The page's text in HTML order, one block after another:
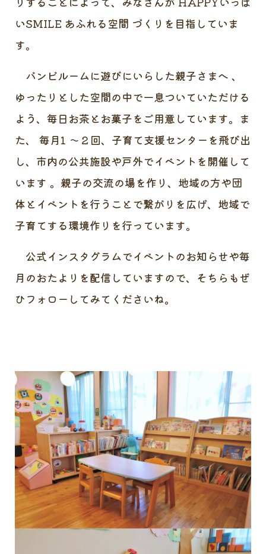
いSMILE あふれる空間 づくりを目指していま
す。
バンビルームに遊びにいらした親子さまへ 、
ゆったりとした空間の中で一息ついていただける
よう、毎日お茶とお菓子をご用意しています。ま
た、 毎月1 ～２回、子育て支援センターを飛び出
し、市内の公共施設や戸外でイベントを開催して
います 。親子の交流の場を作り、地域の方や団
体とイベントを行うことで繋がりを広げ、地域で
子育てする環境作りを行っています。
公式インスタグラムでイベントのお知らせや毎
月のおたよりを配信していますので、そちらもぜ
ひフォローしてみてくださいね。